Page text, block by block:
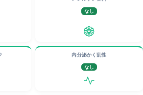
なし
内分泌かく乱性
なし